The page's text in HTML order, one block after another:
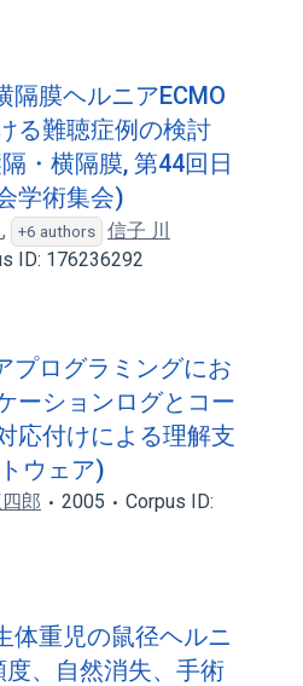
隔膜ヘルニアECMO
る難聴症例の検討
・横隔膜, 第44回日
学術集会)
, +6 authors
信子 川
ID: 176236292
プログラミングにお
ーションログとコー
応付けによる理解支
ウェア)
郎 2005
Corpus ID:
体重児の鼠径ヘルニ
度、自然消失、手術